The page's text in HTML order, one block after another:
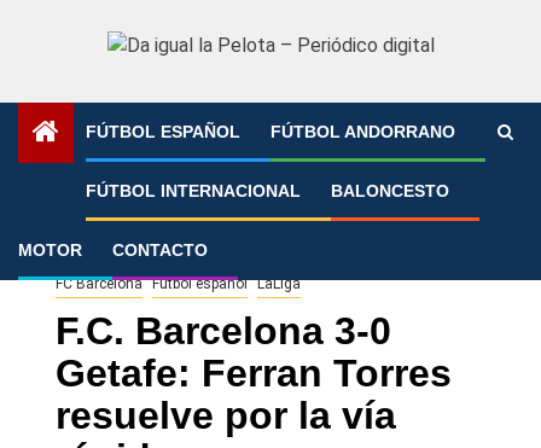
FÚTBOL ESPAÑOL FÚTBOL ANDORRANO
FÚTBOL INTERNACIONAL BALONCESTO
MOTOR CONTACTO
»
FC Barcelona Fútbol español LaLiga
F.C. Barcelona 3-0
Getafe: Ferran Torres
resuelve por la vía